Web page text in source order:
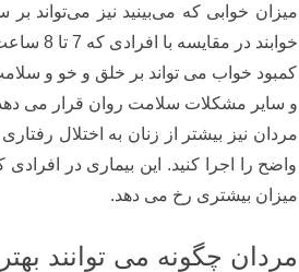
میزان خوابی که می‌بینید نیز می‌تواند
خوابند در مقایسه با افرادی که 7 تا 8 ساعت می خوابند در معرض خطر بیشتری برای ناباروری قرار دارند.
کمبود خواب می تواند بر خلق و خو و
و سایر مشکلات سلامت روان قرار می
مردان نیز بیشتر از زنان به اختلال
واضح را اجرا کنید. این بیماری در
میزان بیشتری رخ می دهد.
مردان چگونه می توانند